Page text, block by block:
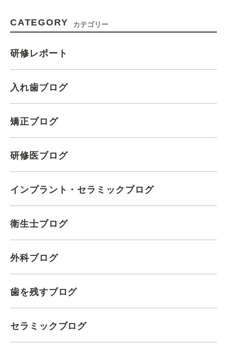
CATEGORY カテゴリー
研修レポート
入れ歯ブログ
矯正ブログ
研修医ブログ
インプラント・セラミックブログ
衛生士ブログ
外科ブログ
歯を残すブログ
セラミックブログ